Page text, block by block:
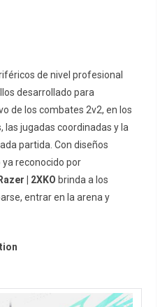
de nivel profesional
desarrollado para
de los combates 2v2, en los
las jugadas coordinadas y la
partida. Con diseños
ya reconocido por
Razer | 2XKO brinda a los
entrar en la arena y